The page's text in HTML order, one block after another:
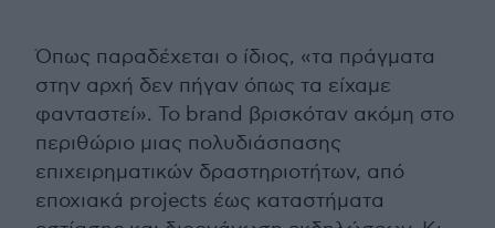
Όπως παραδέχεται ο ίδιος, «τα πράγματα
στην αρχή δεν πήγαν όπως τα είχαμε
φανταστεί». Το brand βρισκόταν ακόμη στο
περιθώριο μιας πολυδιάσπασης
επιχειρηματικών δραστηριοτήτων, από
εποχιακά projects έως καταστήματα